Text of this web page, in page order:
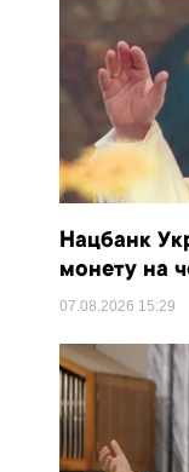
Нацбанк
монету на
07.08.2026 15:29